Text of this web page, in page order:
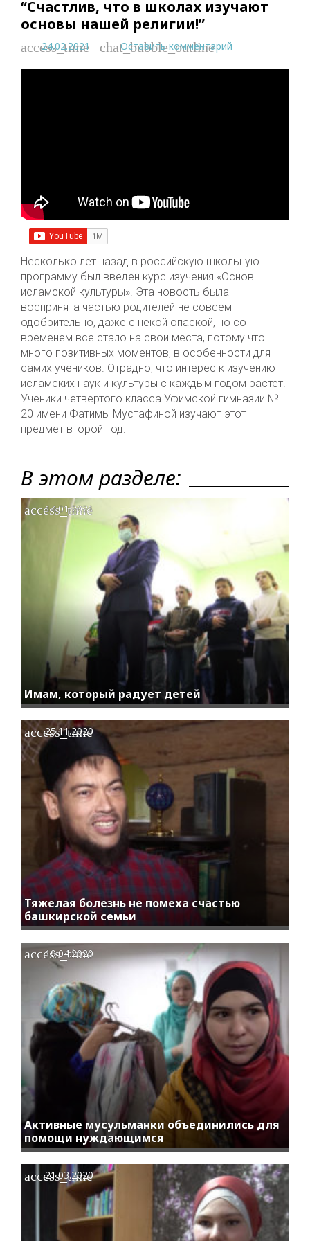
“Счастлив, что в школах изучают
основы нашей религии!”
access_time
24.02.2021 chat_bubble_outline
Оставить комментарий
Несколько лет назад в российскую школьную
программу был введен курс изучения «Основ
исламской культуры». Эта новость была
воспринята частью родителей не совсем
одобрительно, даже с некой опаской, но со
временем все стало на свои места, потому что
много позитивных моментов, в особенности для
самих учеников. Отрадно, что интерес к изучению
исламских наук и культуры с каждым годом растет.
Ученики четвертого класса Уфимской гимназии №
20 имени Фатимы Мустафиной изучают этот
предмет второй год.
В этом разделе:
Имам, который радует детей
access_time
14.01.2021
Тяжелая болезнь не помеха счастью
башкирской семьи
access_time
25.11.2020
Активные мусульманки объединились для
помощи нуждающимся
access_time
19.04.2020
access_time
21.03.2020